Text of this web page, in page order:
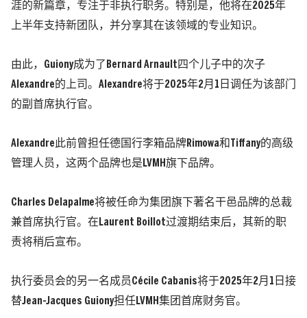
涯的新篇章，专注于非执行职务。特别是，他将在2025年
上半年支持新团队，并分享其在该领域的专业知识。
由此，Guiony成为了Bernard Arnault四个儿子中的次子
Alexandre的上司。Alexandre将于2025年2月1日调任为该部门
的副首席执行官。
Alexandre此前曾担任德国行李箱品牌Rimowa和Tiffany的高级
管理人员，这两个品牌也是LVMH旗下品牌。
Charles Delapalme将被任命为集团旗下著名干邑品牌的总裁
兼首席执行官。在Laurent Boillot过渡期结束后，其新的职
责将稍后宣布。
执行委员会的另一名成员Cécile Cabanis将于2025年2月1日接
替Jean-Jacques Guiony担任LVMH集团首席财务官。